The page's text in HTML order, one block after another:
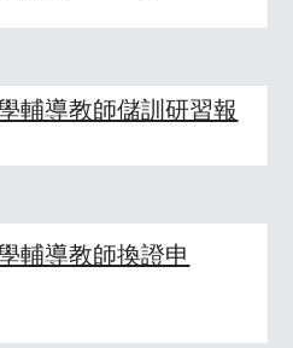
輔導教師儲訓研習報
輔導教師換證申